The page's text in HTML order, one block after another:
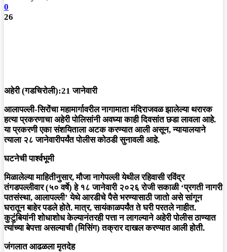
0
26
अहेरी (गडचिरोली):21 जानेवारी
आलापल्ली-सिरोंचा महामार्गावरील नागामाता मंदिराजवळ झालेल्या थरारक
हत्या प्रकरणाचा अहेरी पोलिसांनी अवघ्या काही दिवसांत छडा लावला आहे.
या प्रकरणी एका संशयिताला अटक करण्यात आली असून, न्यायालयाने
त्याला २८ जानेवारीपर्यंत पोलीस कोठडी सुनावली आहे.
घटनेची पार्श्वभूमी
मिळालेल्या माहितीनुसार, मौजा नागेपल्ली येथील रहिवासी रविंद्र
तंगडपल्लीवार (५० वर्षे) हे १८ जानेवारी २०२६ रोजी सकाळी ‘प्रगती नागरी
पतसंस्था, आलापल्ली’ येथे आरडीचे पैसे भरण्यासाठी जातो असे सांगून
घरातून बाहेर पडले होते. मात्र, सायंकाळपर्यंत ते घरी परतले नाहीत.
कुटुंबियांनी शोधाशोध केल्यानंतरही पत्ता न लागल्याने अहेरी पोलीस ठाण्यात
त्यांच्या बेपत्ता असल्याची (मिसिंग) तक्रार दाखल करण्यात आली होती.
जंगलात आढळला मृतदेह